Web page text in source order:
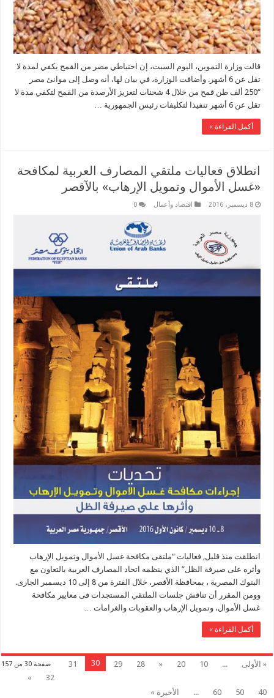
قالت وزارة التموين، اليوم السبت، إن احتياطي مصر من القمح يكفي لمدة لا
تقل عن 6 أشهر. وأضافت الوزارة، في بيان لها، أنه وصل إلى موانئ مصر
“250 ألف طن قمح من خلال 4 شحنات لتعزيز الأرصدة من القمح لتكفي مدة لا
تقل عن 6 أشهر تنفيذا لتكليفات رئيس الجمهورية …
أكمل القراءة »
انطلاق فعاليات ملتقي المصارف العربية لمكافحة
«غسل الأموال وتمويل الإرهاب» بالآقصر
8 ديسمبر، 2016 اقتصاد وأعمال 0
انطلقت منذ قليل, فعاليات “ملتقى مكافحة غسل الأموال وتمويل الإرهاب
وأثره على صيرفة الظل” الذي ينظمه اتحاد المصارف العربية بالتعاون مع
البنوك المصرية ، بمحافظة الأقصر، خلال الفترة من 8 إلى 10 ديسمبر الجارى.
وومن المقرر أن تناقش جلسات الملتقي المستجدات فى معايير مكافحة
غسل الأموال، وتمويل الإرهاب والعقوبات والغرامات …
أكمل القراءة »
صفحة 30 من 157 « الأولى ...
10
20
«
28
29
30
31
32
»
40
50
60
... الأخيرة »